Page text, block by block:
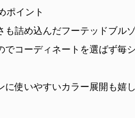
ポイント
詰め込んだフーテッドブルゾ
でコーディネートを選ばず毎
使いやすいカラー展開も嬉し